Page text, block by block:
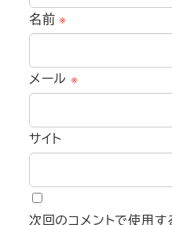
名前※
メール ※
サイト
次回のコメントで使用